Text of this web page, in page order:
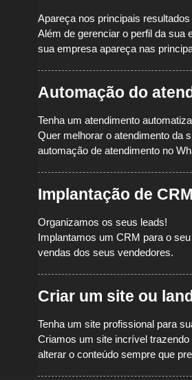
Apareça nos principais
Além de gerenciar o perfil da sua
sua empresa apareça nas
Automação do
Tenha um atendimento
Quer melhorar o atendimento da
automação de atendimento no
Implantação de
Organizamos os seus leads!
Implantamos um CRM para o
vendas dos seus vendedores.
Criar um site ou
Tenha um site profissional para
Criamos um site incrível
alterar o conteúdo sempre que